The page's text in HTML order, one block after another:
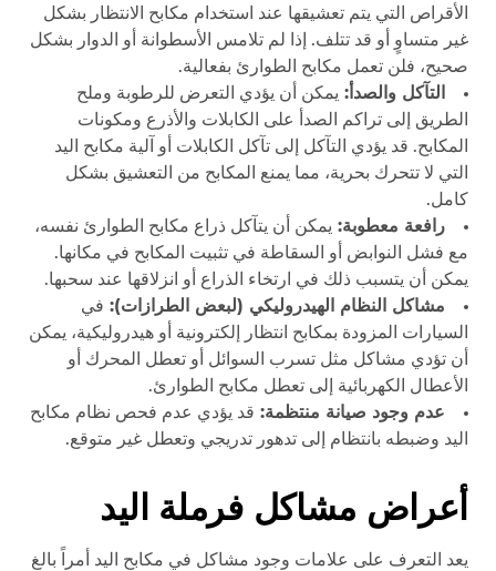
الأقراص التي يتم تعشيقها عند استخدام مكابح الانتظار بشكل
غير متساوٍ أو قد تتلف. إذا لم تلامس الأسطوانة أو الدوار بشكل
صحيح، فلن تعمل مكابح الطوارئ بفعالية.
التآكل والصدأ: يمكن أن يؤدي التعرض للرطوبة وملح
الطريق إلى تراكم الصدأ على الكابلات والأذرع ومكونات
المكابح. قد يؤدي التآكل إلى تآكل الكابلات أو آلية مكابح اليد
التي لا تتحرك بحرية، مما يمنع المكابح من التعشيق بشكل
كامل.
رافعة معطوبة: يمكن أن يتآكل ذراع مكابح الطوارئ نفسه،
مع فشل النوابض أو السقاطة في تثبيت المكابح في مكانها.
يمكن أن يتسبب ذلك في ارتخاء الذراع أو انزلاقها عند سحبها.
مشاكل النظام الهيدروليكي (لبعض الطرازات): في
السيارات المزودة بمكابح انتظار إلكترونية أو هيدروليكية، يمكن
أن تؤدي مشاكل مثل تسرب السوائل أو تعطل المحرك أو
الأعطال الكهربائية إلى تعطل مكابح الطوارئ.
عدم وجود صيانة منتظمة: قد يؤدي عدم فحص نظام مكابح
اليد وضبطه بانتظام إلى تدهور تدريجي وتعطل غير متوقع.
أعراض مشاكل فرملة اليد
يعد التعرف على علامات وجود مشاكل في مكابح اليد أمراً بالغ